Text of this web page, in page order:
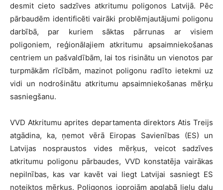
desmit cieto sadzīves atkritumu poligonos Latvijā. Pēc
pārbaudēm identificēti vairāki problēmjautājumi poligonu
darbībā, par kuriem sāktas pārrunas ar visiem
poligoniem, reģionālajiem atkritumu apsaimniekošanas
centriem un pašvaldībām, lai tos risinātu un vienotos par
turpmākām rīcībām, mazinot poligonu radīto ietekmi uz
vidi un nodrošinātu atkritumu apsaimniekošanas mērķu
sasniegšanu.
VVD Atkritumu aprites departamenta direktors Atis Treijs
atgādina, ka, ņemot vērā Eiropas Savienības (ES) un
Latvijas nospraustos vides mērķus, veicot sadzīves
atkritumu poligonu pārbaudes, VVD konstatēja vairākas
nepilnības, kas var kavēt vai liegt Latvijai sasniegt ES
noteiktos mērķus. Poligonos joprojām apglabā lielu daļu